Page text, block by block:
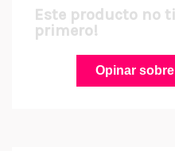
Este producto no
primero!
Opinar